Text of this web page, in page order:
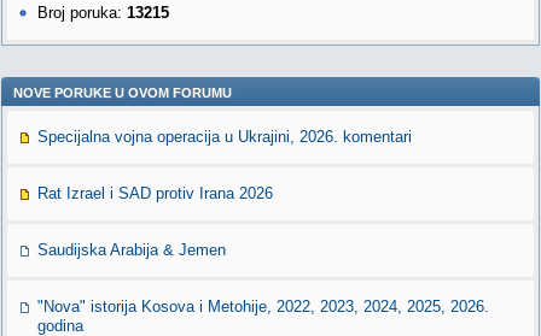
Broj poruka: 13215
NOVE PORUKE U OVOM FORUMU
Specijalna vojna operacija u Ukrajini, 2026. komentari
Rat Izrael i SAD protiv Irana 2026
Saudijska Arabija & Jemen
"Nova" istorija Kosova i Metohije, 2022, 2023, 2024, 2025, 2026.
godina